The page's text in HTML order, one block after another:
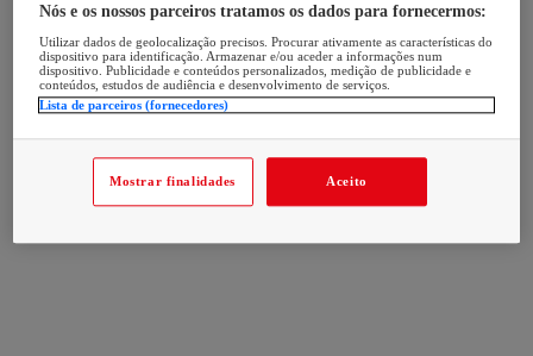
Nós e os nossos parceiros tratamos os dados para fornecermos:
Utilizar dados de geolocalização precisos. Procurar ativamente as características do
dispositivo para identificação. Armazenar e/ou aceder a informações num
dispositivo. Publicidade e conteúdos personalizados, medição de publicidade e
conteúdos, estudos de audiência e desenvolvimento de serviços.
Lista de parceiros (fornecedores)
Mostrar finalidades Aceito